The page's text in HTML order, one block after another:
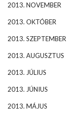
2013. NOVEMBER
2013. OKTÓBER
2013. SZEPTEMBER
2013. AUGUSZTUS
2013. JÚLIUS
2013. JÚNIUS
2013. MÁJUS